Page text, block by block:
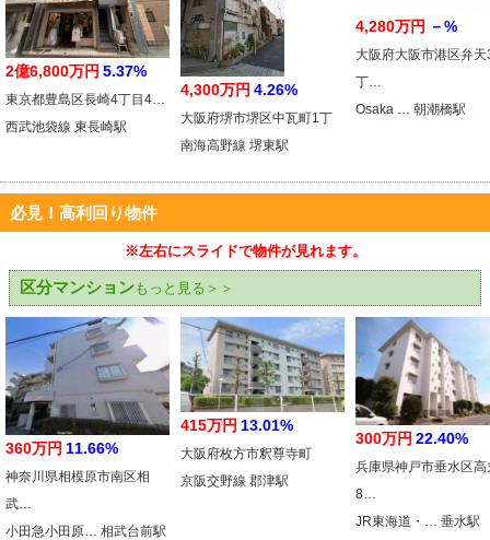
2億6,800万円 5.37%
東京都豊島区長崎4丁目4…
西武池袋線 東長崎駅
4,300万円 4.26%
大阪府堺市堺区中瓦町1丁
南海高野線 堺東駅
4,280万円 －%
大阪府大阪市港区弁天
丁…
Osaka … 朝潮橋駅
必見！高利回り物件
※左右にスライドで物件が見れます。
区分マンションもっと見る＞＞
360万円 11.66%
神奈川県相模原市南区相
武…
小田急小田原… 相武台前駅
415万円 13.01%
大阪府枚方市釈尊寺町
京阪交野線 郡津駅
300万円 22.40%
兵庫県神戸市垂水区高
8…
JR東海道・… 垂水駅